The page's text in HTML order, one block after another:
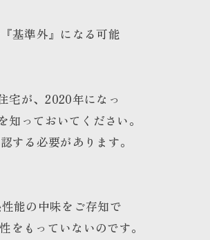
基準外』になる可能
宅が、2020年になっ
っておいてください。
する必要があります。
能の中味をご存知で
をもっていないのです。